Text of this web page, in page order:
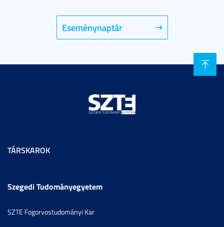
Eseménynaptár
TÁRSKAROK
Szegedi Tudományegyetem
SZTE Fogorvostudományi Kar